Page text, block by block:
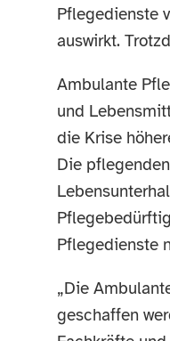
Pflegedienste
auswirkt.
Ambulante
und
die Krise
Die
Pflegedienste
„Die
geschaffen